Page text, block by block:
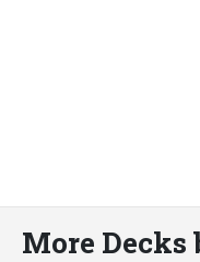
More Decks